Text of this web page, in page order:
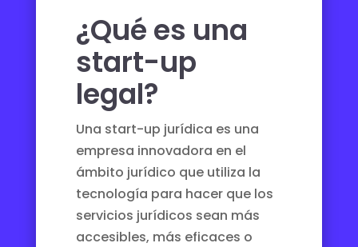
¿Qué es una
start-up
legal?
Una start-up jurídica es una
empresa innovadora en el
ámbito jurídico que utiliza la
tecnología para hacer que los
servicios jurídicos sean más
accesibles, más eficaces o